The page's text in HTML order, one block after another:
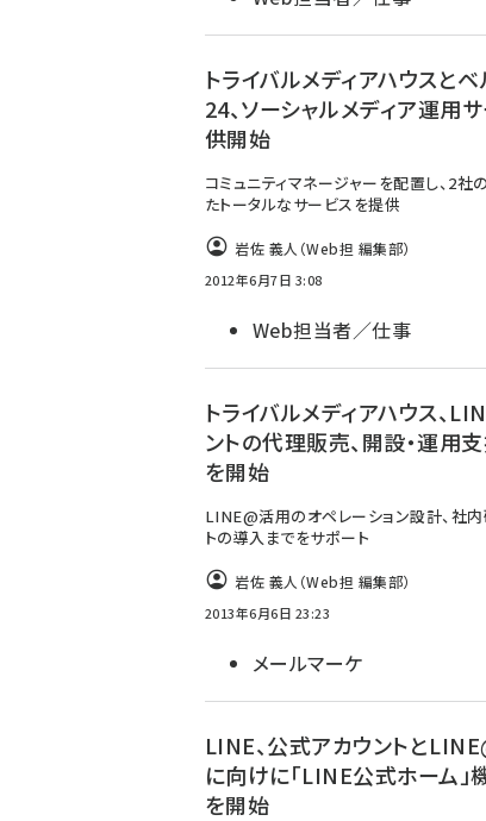
トライバルメディアハウスと
24、ソーシャルメディア運用
供開始
コミュニティマネージャーを配置し、2社
たトータルなサービスを提供
岩佐 義人（Web担 編集部）
2012年6月7日 3:08
Web担当者／仕事
トライバルメディアハウス、
ントの代理販売、開設・運用
を開始
LINE@活用のオペレーション設計、社内
トの導入までをサポート
岩佐 義人（Web担 編集部）
2013年6月6日 23:23
メールマーケ
LINE、公式アカウントと
に向けに「LINE公式ホーム」
を開始